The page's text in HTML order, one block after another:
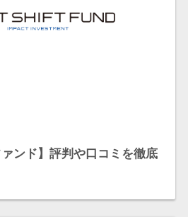
ァンド】評判や口コミを徹底